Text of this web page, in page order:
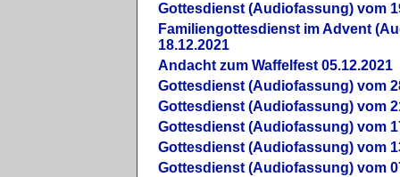
Gottesdienst (Audiofassung) vom
Familiengottesdienst im Advent
18.12.2021
Andacht zum Waffelfest 05.12.2021
Gottesdienst (Audiofassung) vom
Gottesdienst (Audiofassung) vom
Gottesdienst (Audiofassung) vom
Gottesdienst (Audiofassung) vom
Gottesdienst (Audiofassung) vom